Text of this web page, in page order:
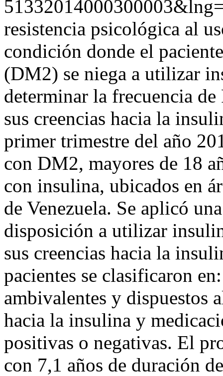
resistencia psicológica al
condición donde el
(DM2) se niega a utilizar
determinar la frecuencia
sus creencias hacia la
primer trimestre del año
con DM2, mayores de 18
con insulina, ubicados en
de Venezuela. Se aplicó
disposición a utilizar
sus creencias hacia la
pacientes se clasificaron
ambivalentes y dispuestos
hacia la insulina y
positivas o negativas. El
con 7,1 años de duración